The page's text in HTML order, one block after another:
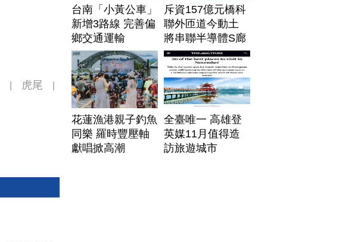
虎尾
台南「小黃公車」
新增3路線 完善偏
鄉交通運輸
斥資157億元橋科
聯外匝道今動土
將串聯半導體S廊
帶
花蓮漁港親子釣魚
同樂 羅時豐壓軸
獻唱掀高潮
全臺唯一 高雄登
英媒11月值得造
訪旅遊城市